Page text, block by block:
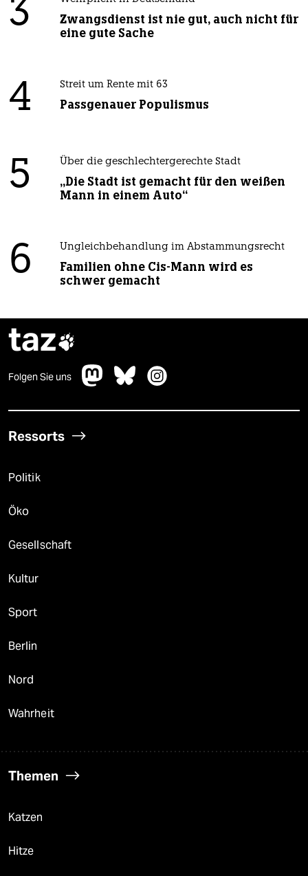
3
Zwangsdienst ist nie gut, auch nicht für
eine gute Sache
4 Streit um Rente mit 63
Passgenauer Populismus
5 Über die geschlechtergerechte Stadt
„Die Stadt ist gemacht für den weißen
Mann in einem Auto“
6 Ungleichbehandlung im Abstammungsrecht
Familien ohne Cis-Mann wird es
schwer gemacht
taz
Folgen Sie uns
Ressorts
Politik
Öko
Gesellschaft
Kultur
Sport
Berlin
Nord
Wahrheit
Themen
Katzen
Hitze